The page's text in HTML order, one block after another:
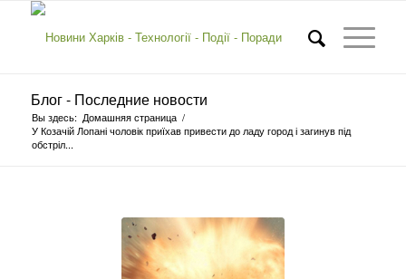
Блог - Последние новости
Вы здесь: Домашняя страница /
У Козачій Лопані чоловік приїхав привести до ладу город і загинув під
обстріл...